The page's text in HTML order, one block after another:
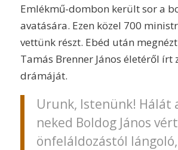
Emlékmű-dombon került sor a
avatására. Ezen közel 700
vettünk részt. Ebéd után
Tamás Brenner János életéről írt
drámáját.
Urunk, Istenünk! Hálát
neked Boldog János
önfeláldozástól